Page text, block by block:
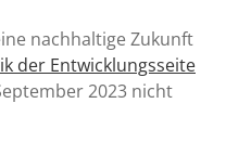
nachhaltige Zukunft
der Entwicklungsseite
2023 nicht